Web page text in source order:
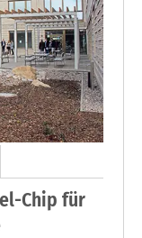
anderen
Schlichting
nach
Chip für